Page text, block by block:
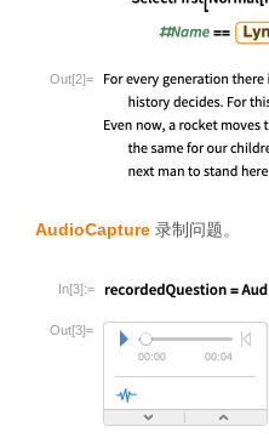
Out[2]=
AudioCapture 录制问题。
In[3]:=
Out[3]=